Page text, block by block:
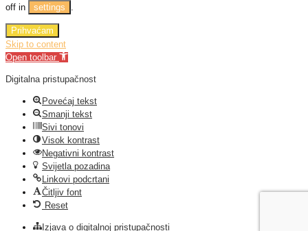
off in
settings .
Prihvaćam
Skip to content
Open toolbar
Digitalna pristupačnost
Povećaj tekst
Smanji tekst
Sivi tonovi
Visok kontrast
Negativni kontrast
Svijetla pozadina
Linkovi podcrtani
Čitljiv font
Reset
Izjava o digitalnoj pristupačnosti